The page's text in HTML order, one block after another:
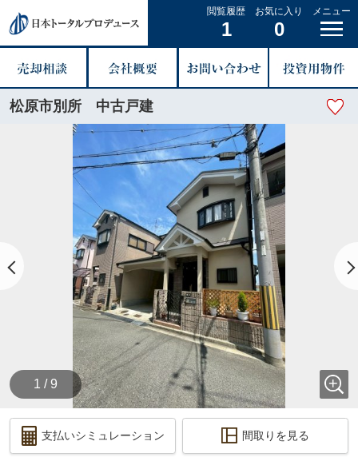
閲覧履歴
1
お気に入り
0
メニュー
松原市別所 中古戸建
1 / 9
支払いシミュレーション 間取りを見る